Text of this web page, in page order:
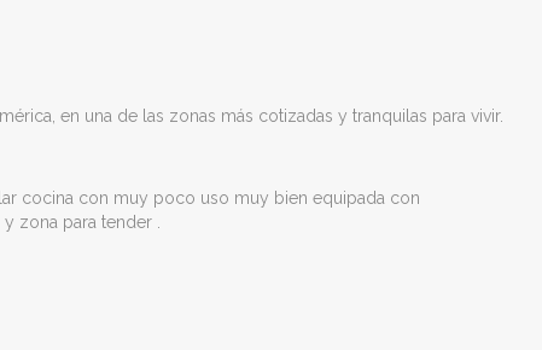
en una de las zonas más cotizadas y tranquilas para vivir.
cocina con muy poco uso muy bien equipada con
zona para tender .